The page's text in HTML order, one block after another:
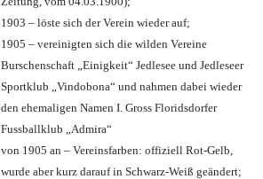
1903 – löste sich der Verein wieder auf;
1905 – vereinigten sich die wilden Vereine
Burschenschaft „Einigkeit“ Jedlesee und Jedleseer
Sportklub „Vindobona“ und nahmen dabei wieder
den ehemaligen Namen I. Gross Floridsdorfer
Fussballklub „Admira“
von 1905 an – Vereinsfarben: offiziell Rot-Gelb,
wurde aber kurz darauf in Schwarz-Weiß geändert;